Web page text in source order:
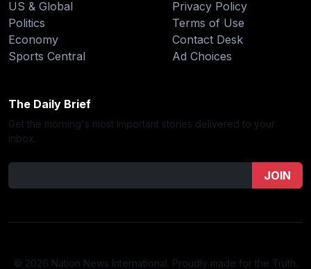
US & Global
Politics
Economy
Sports Central
Privacy Policy
Terms of Use
Contact Desk
Ad Choices
The Daily Brief
Get the morning's most important stories delivered to your
inbox.
JOIN
© 2026 Nation News International. Proudly made for the Truth.